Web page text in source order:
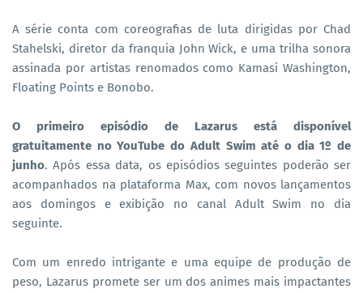
A série conta com coreografias de luta dirigidas por Chad
Stahelski, diretor da franquia John Wick, e uma trilha sonora
assinada por artistas renomados como Kamasi Washington,
Floating Points e Bonobo.
O primeiro episódio de Lazarus está disponível
gratuitamente no YouTube do Adult Swim até o dia 1º de
junho. Após essa data, os episódios seguintes poderão ser
acompanhados na plataforma Max, com novos lançamentos
aos domingos e exibição no canal Adult Swim no dia
seguinte.
Com um enredo intrigante e uma equipe de produção de
peso, Lazarus promete ser um dos animes mais impactantes